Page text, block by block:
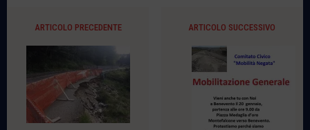
ARTICOLO PRECEDENTE ARTICOLO SUCCESSIVO